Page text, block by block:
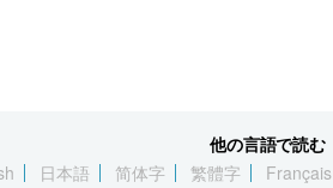
他の言語で読む
日本語 简体字 繁體字 Français